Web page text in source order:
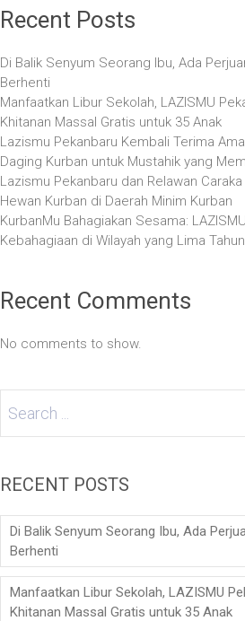
Recent Posts
Di Balik Senyum Seorang Ibu, Ada
Berhenti
Manfaatkan Libur Sekolah, LAZISMU
Khitanan Massal Gratis untuk 35 Anak
Lazismu Pekanbaru Kembali Terima
Daging Kurban untuk Mustahik yang
Lazismu Pekanbaru dan Relawan
Hewan Kurban di Daerah Minim Kurban
KurbanMu Bahagiakan Sesama:
Kebahagiaan di Wilayah yang Lima
Recent Comments
No comments to show.
RECENT POSTS
Di Balik Senyum Seorang Ibu, Ada
Berhenti
Manfaatkan Libur Sekolah, LAZISMU
Khitanan Massal Gratis untuk 35 Anak